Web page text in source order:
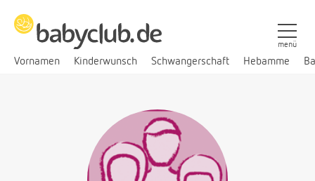
Vornamen Kinderwunsch Schwangerschaft Hebamme
menü